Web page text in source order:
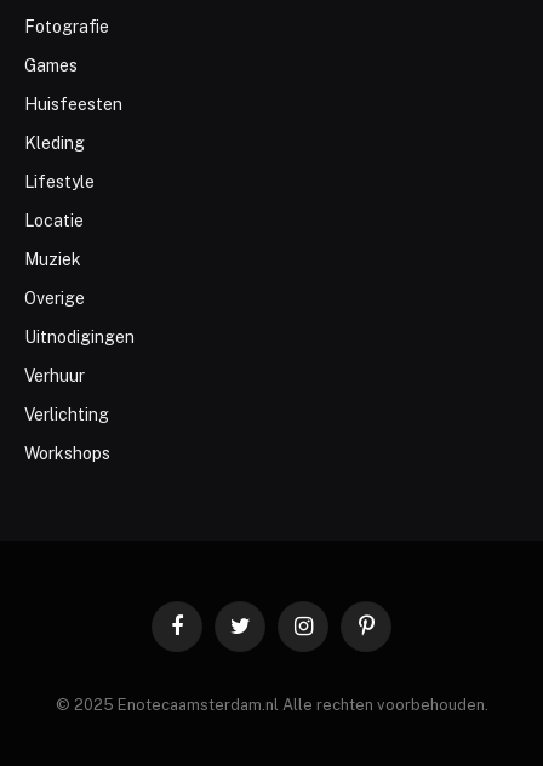
Fotografie
Games
Huisfeesten
Kleding
Lifestyle
Locatie
Muziek
Overige
Uitnodigingen
Verhuur
Verlichting
Workshops
FacebookTwitter InstagramPinterest
© 2025 Enotecaamsterdam.nl Alle rechten voorbehouden.